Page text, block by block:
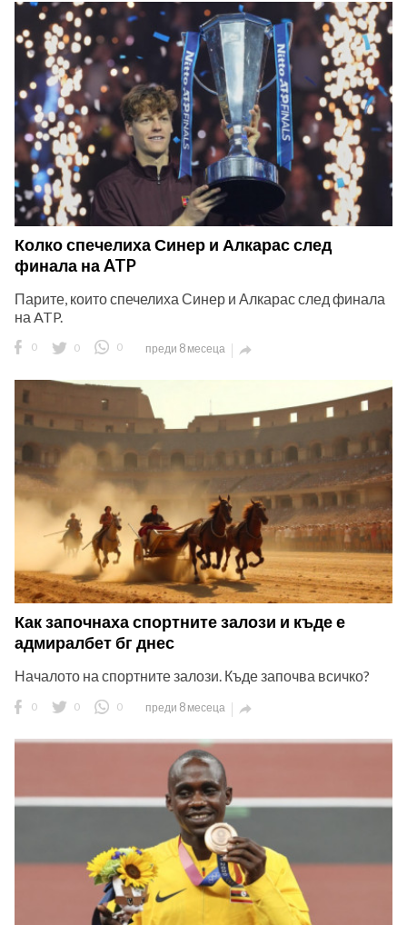
Колко спечелиха Синер и Алкарас след
финала на ATP
Парите, които спечелиха Синер и Алкарас след финала
на ATP.
0 0 0 преди 8 месеца 
Как започнаха спортните залози и къде е
адмиралбет бг днес
Началото на спортните залози. Къде започва всичко?
0 0 0 преди 8 месеца 